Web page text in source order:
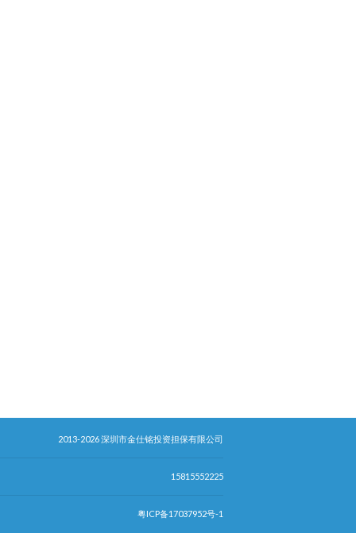
2013-2026 深圳市金仕铭投资担保有限公司
15815552225
粤ICP备17037952号-1